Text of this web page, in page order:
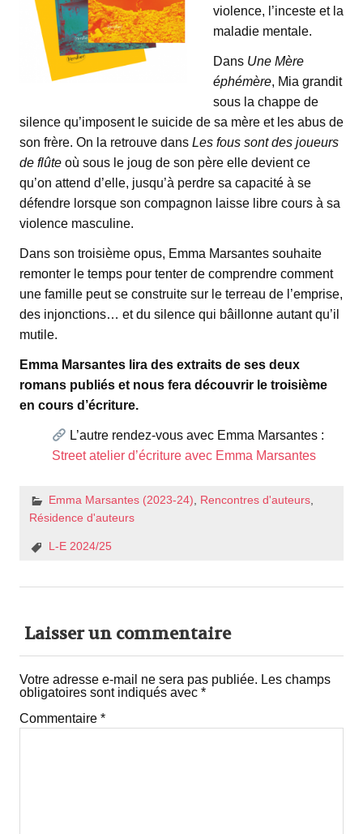
violence, l’inceste et la
maladie mentale.
Dans Une Mère
éphémère, Mia grandit
sous la chappe de
silence qu’imposent le suicide de sa mère et les abus de
son frère. On la retrouve dans Les fous sont des joueurs
de flûte où sous le joug de son père elle devient ce
qu’on attend d’elle, jusqu’à perdre sa capacité à se
défendre lorsque son compagnon laisse libre cours à sa
violence masculine.
Dans son troisième opus, Emma Marsantes souhaite
remonter le temps pour tenter de comprendre comment
une famille peut se construite sur le terreau de l’emprise,
des injonctions… et du silence qui bâillonne autant qu’il
mutile.
Emma Marsantes lira des extraits de ses deux
romans publiés et nous fera découvrir le troisième
en cours d’écriture.
L’autre rendez-vous avec Emma Marsantes :
Street atelier d’écriture avec Emma Marsantes
Emma Marsantes (2023-24), Rencontres d'auteurs,
Résidence d'auteurs
L-E 2024/25
Laisser un commentaire
Votre adresse e-mail ne sera pas publiée. Les champs
obligatoires sont indiqués avec *
Commentaire *